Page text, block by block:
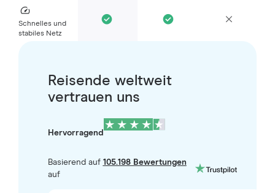
Schnelles und
stabiles Netz
Reisende weltweit
vertrauen uns
Hervorragend
Basierend auf 105.198 Bewertungen
auf